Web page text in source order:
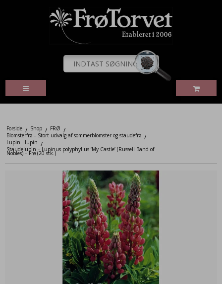
Forside / Shop / FRØ /
Blomsterfrø – Stort udvalg af sommerblomster og staudefrø /
Lupin - lupin /
Staudelupin – Lupinus polyphyllus ‘My Castle’ (Russell Band of
Nobles) – Frø (20 stk.)